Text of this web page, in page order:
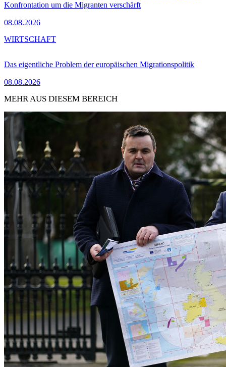
Konfrontation um die Migranten verschärft
08.08.2026
Das eigentliche Problem der europäischen Migrationspolitik
08.08.2026
WIRTSCHAFT
MEHR AUS DIESEM BEREICH